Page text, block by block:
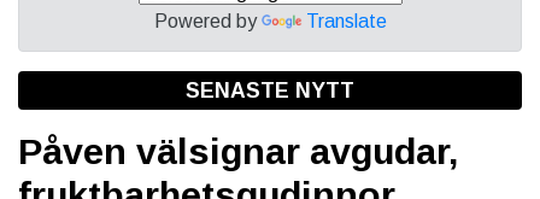
Powered by Translate
SENASTE NYTT
Påven välsignar avgudar,